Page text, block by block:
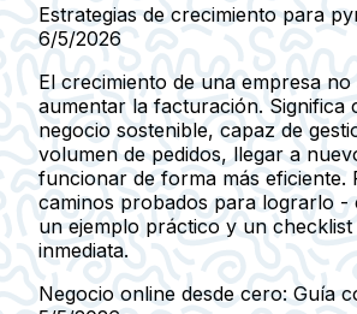
Estrategias de crecimiento para
6/5/2026
El crecimiento de una empresa
aumentar la facturación. Significa
negocio sostenible, capaz de
volumen de pedidos, llegar a
funcionar de forma más eficiente.
caminos probados para lograrlo -
un ejemplo práctico y un checklist
inmediata.
Negocio online desde cero: Guía